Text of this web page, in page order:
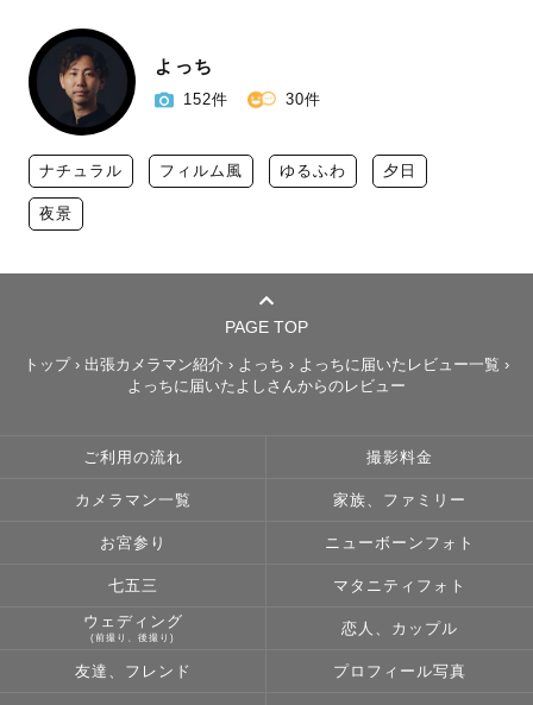
よっち
152件 30件
ナチュラル フィルム風 ゆるふわ 夕日
夜景
PAGE TOP
トップ › 出張カメラマン紹介 › よっち › よっちに届いたレビュー一覧 ›
よっちに届いたよしさんからのレビュー
ご利用の流れ 撮影料金
カメラマン一覧 家族、ファミリー
お宮参り ニューボーンフォト
七五三 マタニティフォト
ウェディング
(前撮り、後撮り)
恋人、カップル
友達、フレンド プロフィール写真